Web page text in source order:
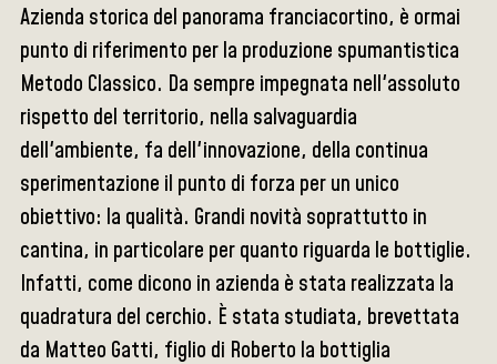
Azienda storica del panorama franciacortino, è ormai
punto di riferimento per la produzione spumantistica
Metodo Classico. Da sempre impegnata nell'assoluto
rispetto del territorio, nella salvaguardia
dell'ambiente, fa dell'innovazione, della continua
sperimentazione il punto di forza per un unico
obiettivo: la qualità. Grandi novità soprattutto in
cantina, in particolare per quanto riguarda le bottiglie.
Infatti, come dicono in azienda è stata realizzata la
quadratura del cerchio. È stata studiata, brevettata
da Matteo Gatti, figlio di Roberto la bottiglia